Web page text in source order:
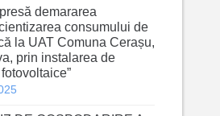
demararea
consumului de
la UAT Comuna Cerașu,
prin instalarea de